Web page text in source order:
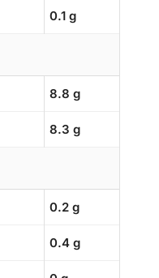
0.1 g
8.8 g
8.3 g
0.2 g
0.4 g